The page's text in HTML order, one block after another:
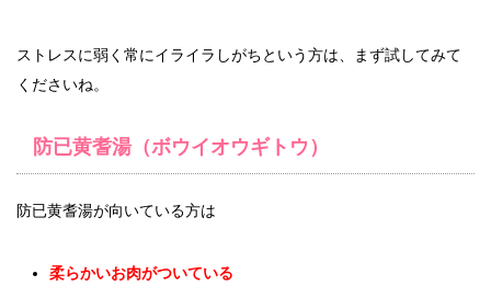
ストレスに弱く常にイライラしがちという方は、まず試してみて
くださいね。
防已黄耆湯（ボウイオウギトウ）
防已黄耆湯が向いている方は
柔らかいお肉がついている